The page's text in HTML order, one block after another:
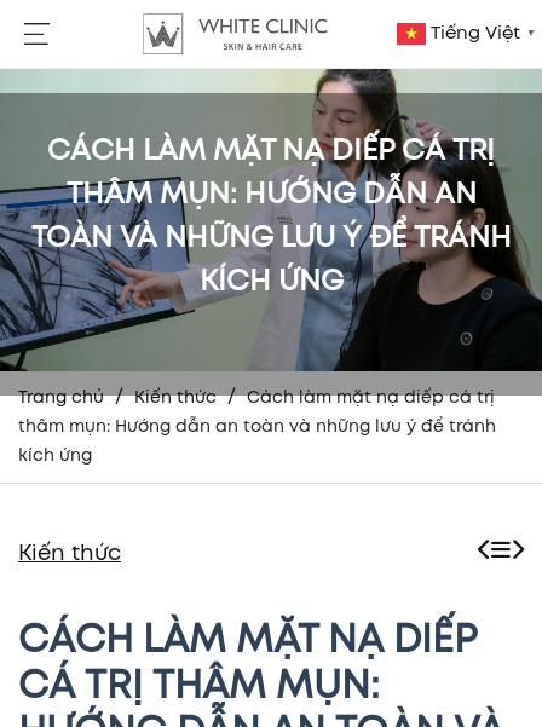
Tiếng Việt ▼
CÁCH LÀM MẶT NẠ DIẾP CÁ TRỊ
THÂM MỤN: HƯỚNG DẪN AN
TOÀN VÀ NHỮNG LƯU Ý ĐỂ TRÁNH
KÍCH ỨNG
Trang chủ / Kiến thức /
Cách làm mặt nạ diếp cá trị
thâm mụn: Hướng dẫn an toàn và những lưu ý để tránh
kích ứng
Kiến thức
CÁCH LÀM MẶT NẠ DIẾP
CÁ TRỊ THÂM MỤN: